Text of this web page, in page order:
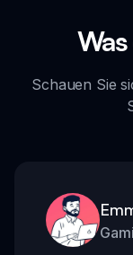
Schauen Sie